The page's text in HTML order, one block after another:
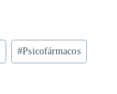
#Psicofármacos